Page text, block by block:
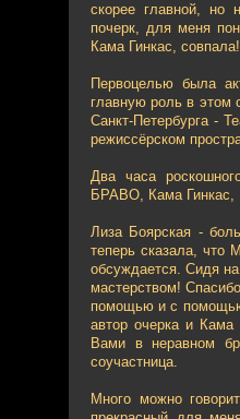
скорее главной, но
почерк, для меня
Кама Гинкас, совпала!
Первоцелью была
главную роль в этом
Санкт-Петербурга -
режиссёрском
Два часа
БРАВО, Кама Гинкас,
Лиза Боярская -
теперь сказала, что
обсуждается. Сидя
мастерством!
помощью и с помощью
автор очерка и
Вами в неравном
соучастница.
Много можно